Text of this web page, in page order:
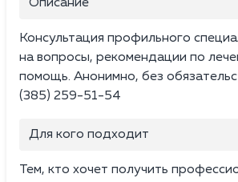
Описание
Консультация профильного
на вопросы, рекомендации по
помощь. Анонимно, без
(385) 259-51-54
Для кого подходит
Тем, кто хочет получить